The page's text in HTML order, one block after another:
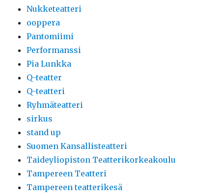
Nukketeatteri
ooppera
Pantomiimi
Performanssi
Pia Lunkka
Q-teatter
Q-teatteri
Ryhmäteatteri
sirkus
stand up
Suomen Kansallisteatteri
Taideyliopiston Teatterikorkeakoulu
Tampereen Teatteri
Tampereen teatterikesä